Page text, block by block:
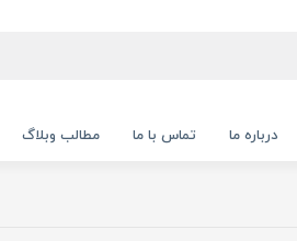
درباره ما تماس با ما مطالب وبلاگ